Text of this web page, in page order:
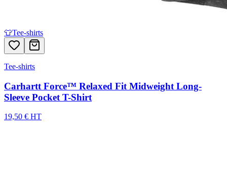
👕Tee-shirts
Tee-shirts
Carhartt Force™ Relaxed Fit Midweight Long-
Sleeve Pocket T-Shirt
19,50 € HT